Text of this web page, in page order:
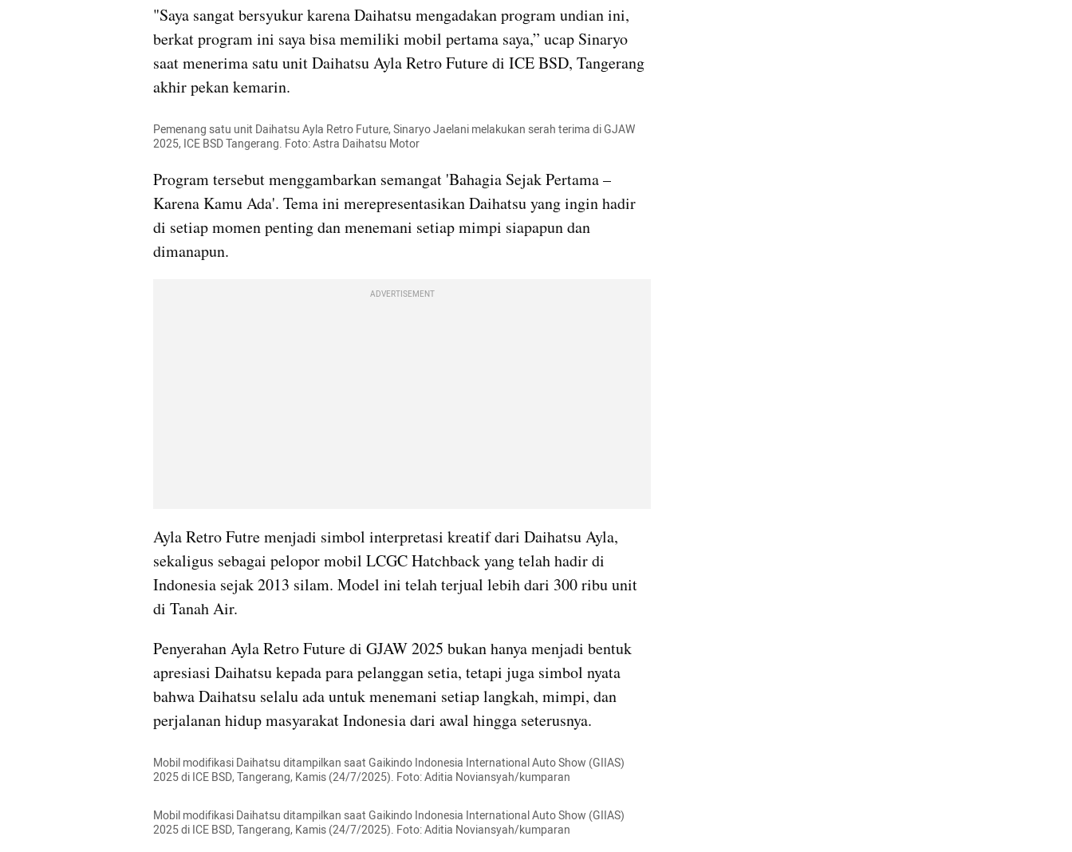
"Saya sangat bersyukur karena Daihatsu mengadakan program undian ini,
berkat program ini saya bisa memiliki mobil pertama saya,” ucap Sinaryo
saat menerima satu unit Daihatsu Ayla Retro Future di ICE BSD, Tangerang
akhir pekan kemarin.
Pemenang satu unit Daihatsu Ayla Retro Future, Sinaryo Jaelani melakukan serah terima di GJAW
2025, ICE BSD Tangerang. Foto: Astra Daihatsu Motor
Program tersebut menggambarkan semangat 'Bahagia Sejak Pertama –
Karena Kamu Ada'. Tema ini merepresentasikan Daihatsu yang ingin hadir
di setiap momen penting dan menemani setiap mimpi siapapun dan
dimanapun.
ADVERTISEMENT
Ayla Retro Futre menjadi simbol interpretasi kreatif dari Daihatsu Ayla,
sekaligus sebagai pelopor mobil LCGC Hatchback yang telah hadir di
Indonesia sejak 2013 silam. Model ini telah terjual lebih dari 300 ribu unit
di Tanah Air.
Penyerahan Ayla Retro Future di GJAW 2025 bukan hanya menjadi bentuk
apresiasi Daihatsu kepada para pelanggan setia, tetapi juga simbol nyata
bahwa Daihatsu selalu ada untuk menemani setiap langkah, mimpi, dan
perjalanan hidup masyarakat Indonesia dari awal hingga seterusnya.
Mobil modifikasi Daihatsu ditampilkan saat Gaikindo Indonesia International Auto Show (GIIAS)
2025 di ICE BSD, Tangerang, Kamis (24/7/2025). Foto: Aditia Noviansyah/kumparan
Mobil modifikasi Daihatsu ditampilkan saat Gaikindo Indonesia International Auto Show (GIIAS)
2025 di ICE BSD, Tangerang, Kamis (24/7/2025). Foto: Aditia Noviansyah/kumparan